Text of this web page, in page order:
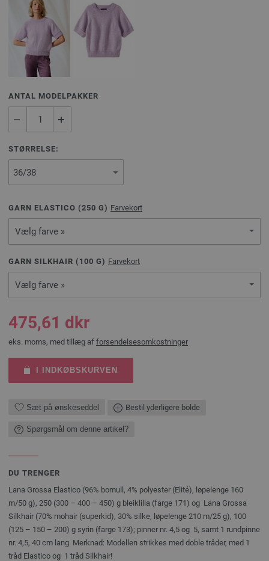
ANTAL MODELPAKKER
STØRRELSE:
GARN ELASTICO (250 G) Farvekort
Vælg farve »
GARN SILKHAIR ( 100 G) Farvekort
Vælg farve »
475,61 dkr
eks. moms, med tillæg af forsendelsesomkostninger
I INDKØBSKURVEN
Sæt på ønskeseddel Bestil yderligere bolde
Spørgsmål om denne artikel?
DU TRENGER
Lana Grossa Elastico (96% bomull, 4% polyester (Elité), løpelenge 160
m/50 g), 250 (300 – 400 – 450) g bleiklilla (farge 171) og Lana Grossa
Silkhair (70% mohair (superkid), 30% silke, løpelenge 210 m/25 g), 100
(125 – 150 – 200) g syrin (farge 173); pinner nr. 4,5 og 5, samt 1 rundpinne
nr. 4,5, 40 cm lang. Merknad: Modellen strikkes med doble tråder, med 1
tråd Elastico og 1 tråd Silkhair!